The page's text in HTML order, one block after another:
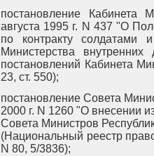
постановление Кабинета
августа 1995 г. N 437 "О
по контракту солдатами
Министерства
постановлений Кабинета
23, ст. 550);
постановление Совета
2000 г. N 1260 "О внесении
Совета Министров
(Национальный реестр
N 80, 5/3836);